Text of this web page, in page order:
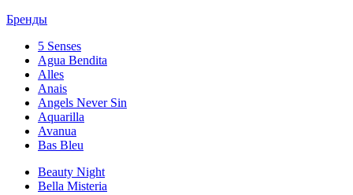
Бренды
5 Senses
Agua Bendita
Alles
Anais
Angels Never Sin
Aquarilla
Avanua
Bas Bleu
Beauty Night
Bella Misteria